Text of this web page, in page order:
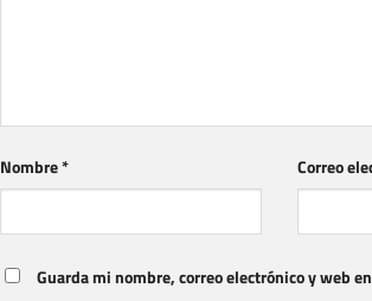
Nombre* Correo
Guarda mi nombre, correo electrónico y web